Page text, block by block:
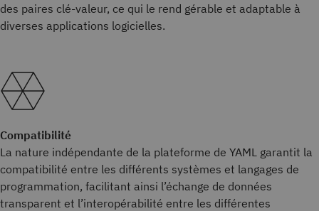
des paires clé-valeur, ce qui le rend gérable et adaptable à
diverses applications logicielles.
Compatibilité
La nature indépendante de la plateforme de YAML garantit la
compatibilité entre les différents systèmes et langages de
programmation, facilitant ainsi l’échange de données
transparent et l’interopérabilité entre les différentes